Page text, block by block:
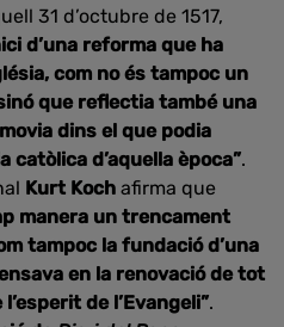
31 d’octubre de 1517,
d’una reforma que ha
com no és tampoc un
que reflectia també una
dins el que podia
catòlica d’aquella època”.
Kurt Koch afirma que
manera un trencament
tampoc la fundació d’una
en la renovació de tot
de l’Evangeli”.